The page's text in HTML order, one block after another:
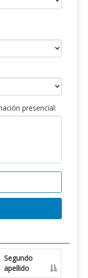
presencial:
Segundo
apellido